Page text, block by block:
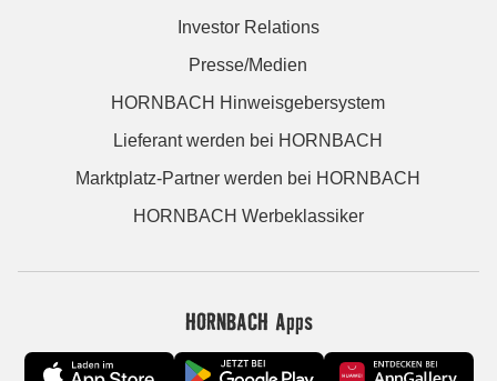
Investor Relations
Presse/Medien
HORNBACH Hinweisgebersystem
Lieferant werden bei HORNBACH
Marktplatz-Partner werden bei HORNBACH
HORNBACH Werbeklassiker
HORNBACH Apps